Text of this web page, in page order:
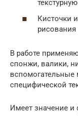
Кисточки
В работе
спонжи, валики,
вспомогательные
специфической
Имеет значение и